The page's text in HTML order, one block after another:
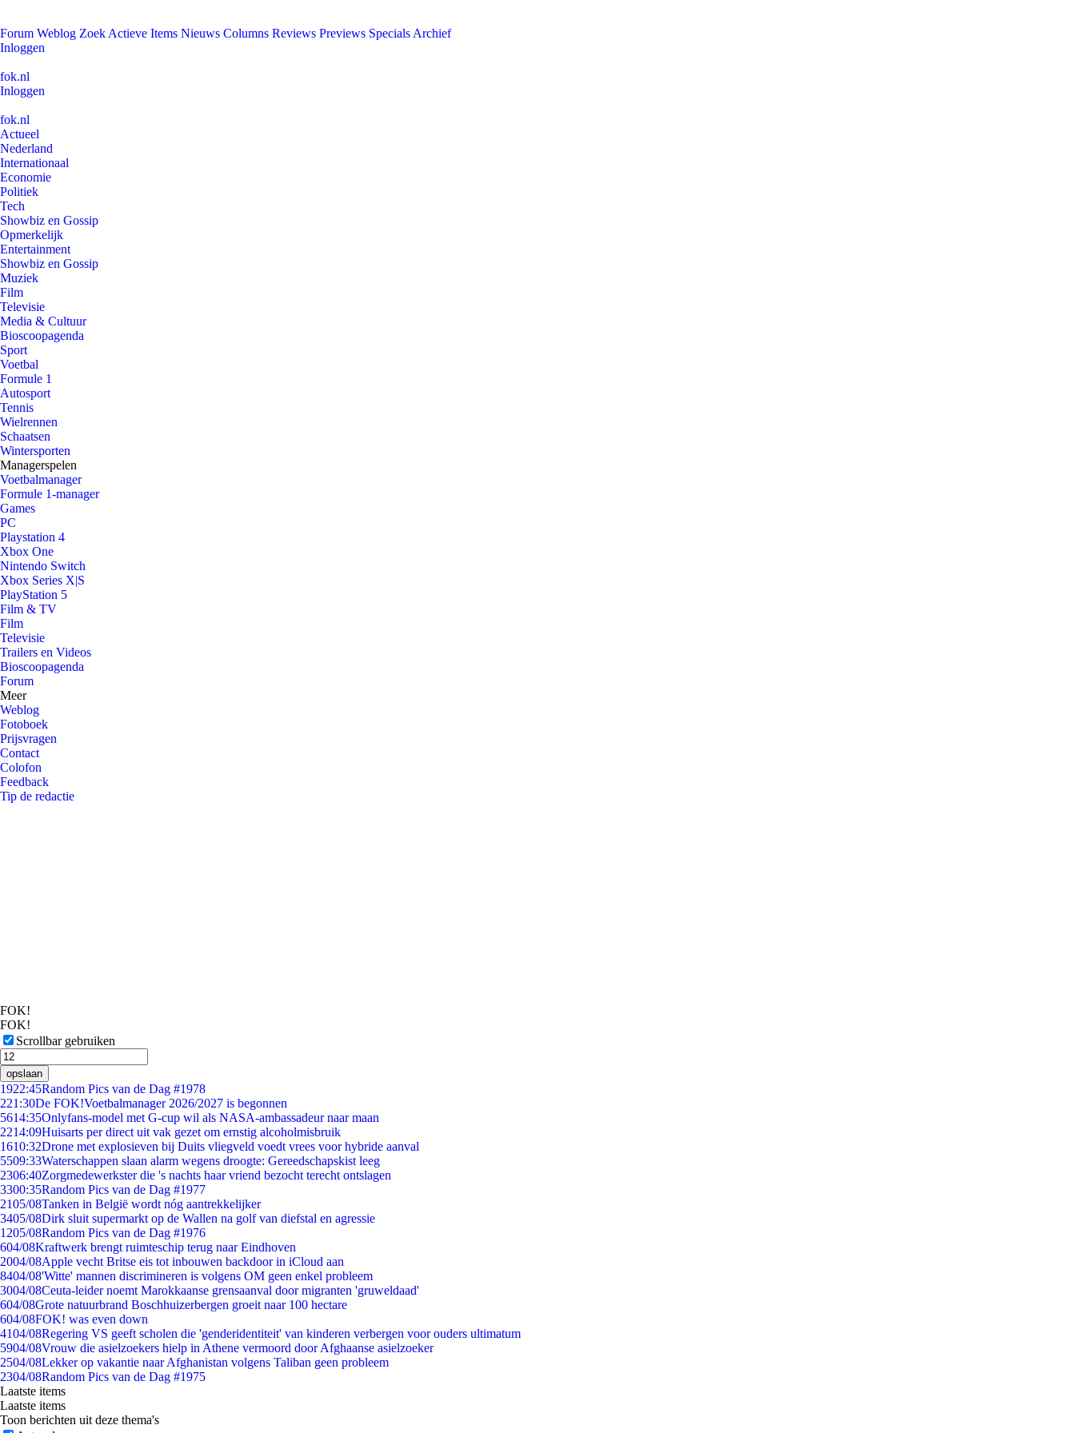
Forum Weblog Zoek Actieve Items Nieuws Columns Reviews Previews Specials Archief
Inloggen
fok.nl
Inloggen
fok.nl
Actueel
Nederland
Internationaal
Economie
Politiek
Tech
Showbiz en Gossip
Opmerkelijk
Entertainment
Showbiz en Gossip
Muziek
Film
Televisie
Media & Cultuur
Bioscoopagenda
Sport
Voetbal
Formule 1
Autosport
Tennis
Wielrennen
Schaatsen
Wintersporten
Managerspelen
Voetbalmanager
Formule 1-manager
Games
PC
Playstation 4
Xbox One
Nintendo Switch
Xbox Series X|S
PlayStation 5
Film & TV
Film
Televisie
Trailers en Videos
Bioscoopagenda
Forum
Meer
Weblog
Fotoboek
Prijsvragen
Contact
Colofon
Feedback
Tip de redactie
FOK!
FOK!
Scrollbar gebruiken
opslaan
1922:45Random Pics van de Dag #1978
221:30De FOK!Voetbalmanager 2026/2027 is begonnen
5614:35Onlyfans-model met G-cup wil als NASA-ambassadeur naar maan
2214:09Huisarts per direct uit vak gezet om ernstig alcoholmisbruik
1610:32Drone met explosieven bij Duits vliegveld voedt vrees voor hybride aanval
5509:33Waterschappen slaan alarm wegens droogte: Gereedschapskist leeg
2306:40Zorgmedewerkster die 's nachts haar vriend bezocht terecht ontslagen
3300:35Random Pics van de Dag #1977
2105/08Tanken in België wordt nóg aantrekkelijker
3405/08Dirk sluit supermarkt op de Wallen na golf van diefstal en agressie
1205/08Random Pics van de Dag #1976
604/08Kraftwerk brengt ruimteschip terug naar Eindhoven
2004/08Apple vecht Britse eis tot inbouwen backdoor in iCloud aan
8404/08'Witte' mannen discrimineren is volgens OM geen enkel probleem
3004/08Ceuta-leider noemt Marokkaanse grensaanval door migranten 'gruweldaad'
604/08Grote natuurbrand Boschhuizerbergen groeit naar 100 hectare
604/08FOK! was even down
4104/08Regering VS geeft scholen die 'genderidentiteit' van kinderen verbergen voor ouders ultimatum
5904/08Vrouw die asielzoekers hielp in Athene vermoord door Afghaanse asielzoeker
2504/08Lekker op vakantie naar Afghanistan volgens Taliban geen probleem
2304/08Random Pics van de Dag #1975
Laatste items
Laatste items
Toon berichten uit deze thema's